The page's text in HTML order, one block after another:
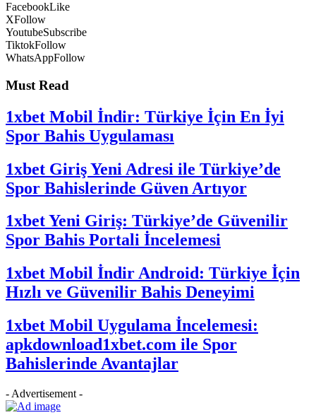
FacebookLike
XFollow
YoutubeSubscribe
TiktokFollow
WhatsAppFollow
Must Read
1xbet Mobil İndir: Türkiye İçin En İyi
Spor Bahis Uygulaması
1xbet Giriş Yeni Adresi ile Türkiye’de
Spor Bahislerinde Güven Artıyor
1xbet Yeni Giriş: Türkiye’de Güvenilir
Spor Bahis Portali İncelemesi
1xbet Mobil İndir Android: Türkiye İçin
Hızlı ve Güvenilir Bahis Deneyimi
1xbet Mobil Uygulama İncelemesi:
apkdownload1xbet.com ile Spor
Bahislerinde Avantajlar
- Advertisement -